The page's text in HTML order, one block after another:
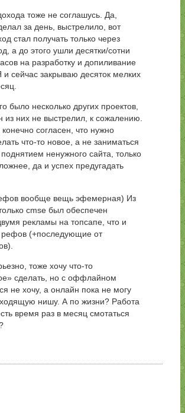
тоже не соглашусь. Да,
за день, выстрелило, вот
стал получать только через
а до этого ушли десятки/сотни
на разработку и допиливание
и сейчас закрываю десяток мелких
было несколько других проектов,
из них не выстрелил, к сожалению.
согласен, что нужно
что-то новое, а не заниматься
ненужного сайта, только
да и успех предугадать
вообще вещь эфемерная) Из
cmse был обеспечен
рекламы на топсапе, что и
рефов (+последующие от
тоже хочу что-то
сделать, но с оффлайном
не хочу, а онлайн пока не могу
нишу. А по жизни? Работа
время раз в месяц смотаться